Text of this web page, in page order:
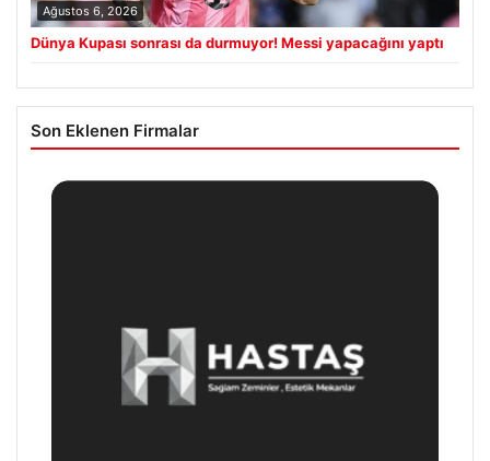
Ağustos 6, 2026
Dünya Kupası sonrası da durmuyor! Messi yapacağını yaptı
Son Eklenen Firmalar